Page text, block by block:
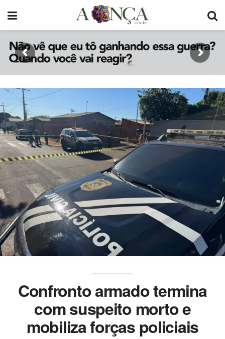
Confronto armado termina
com suspeito morto e
mobiliza forças policiais